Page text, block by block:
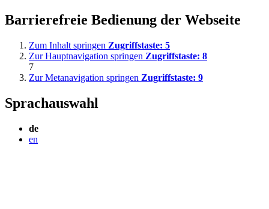
Barrierefreie Bedienung der Webseite
Zum Inhalt springen Zugriffstaste: 5
Zur Hauptnavigation springen Zugriffstaste: 8
7
Zur Metanavigation springen Zugriffstaste: 9
Sprachauswahl
de
en